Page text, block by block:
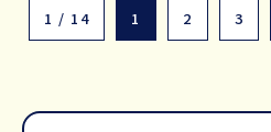
1 / 14 1 2 3